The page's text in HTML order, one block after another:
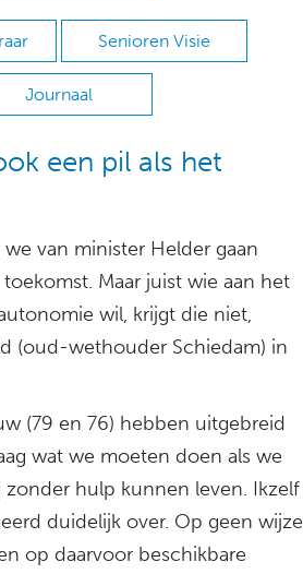
Senioren Visie
Journaal
een pil als het
van minister Helder gaan
Maar juist wie aan het
wil, krijgt die niet,
(oud-wethouder Schiedam) in
(79 en 76) hebben uitgebreid
wat we moeten doen als we
zonder hulp kunnen leven. Ikzelf
duidelijk over. Op geen wijze
op daarvoor beschikbare